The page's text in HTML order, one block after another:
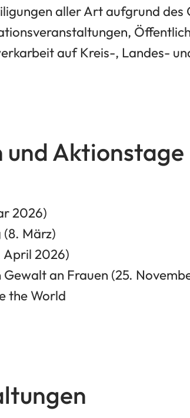
aller Art aufgrund des
auf Kreis-, Landes-
und Aktionstage
2026)
März)
April 2026)
an Frauen (25.
the World